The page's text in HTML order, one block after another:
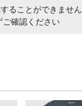
ることができません
ご確認ください